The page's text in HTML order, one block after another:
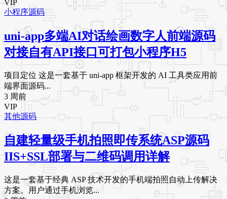
VIP
小程序源码
uni-app多端AI对话绘画数字人前端源码
对接自有API接口可打包小程序H5
项目定位 这是一套基于 uni-app 框架开发的 AI 工具类应用前
端界面源码...
3 周前
VIP
其他源码
自建轻量级手机拍照即传系统ASP源码
IIS+SSL部署与二维码调用详解
这是一套基于经典 ASP 技术开发的手机端拍照自动上传解决
方案。用户通过手机浏览...